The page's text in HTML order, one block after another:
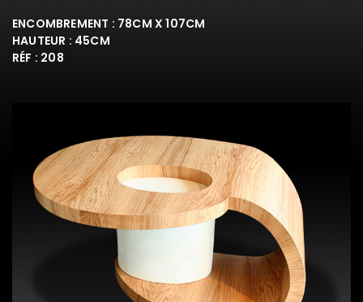
ENCOMBREMENT : 78CM X 107CM
HAUTEUR : 45CM
RÉF : 208